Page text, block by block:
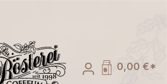
0,00 €*